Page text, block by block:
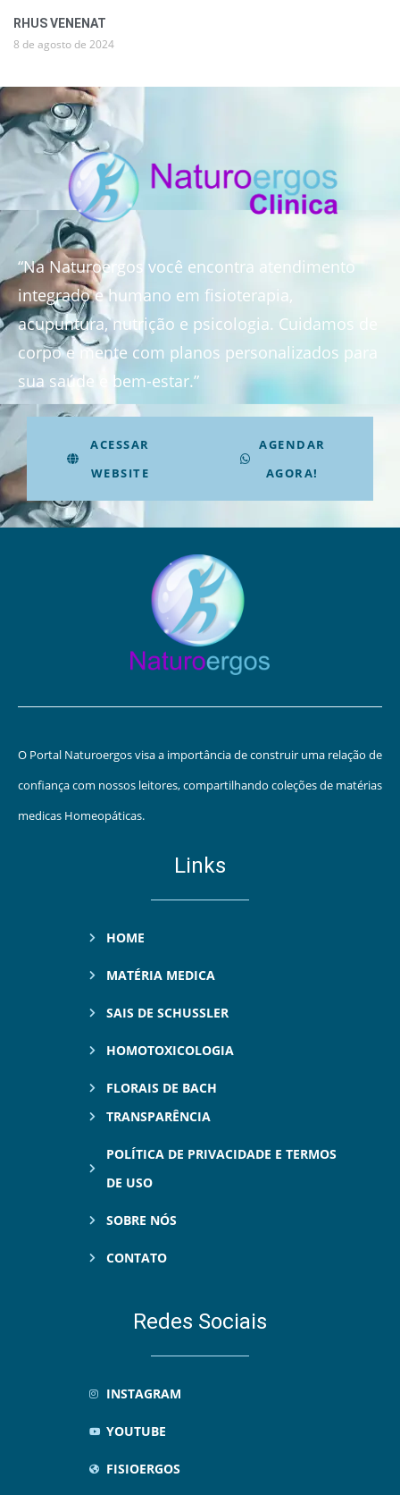
RHUS VENENAT
8 de agosto de 2024
“Na Naturoergos você encontra atendimento
integrado e humano em fisioterapia,
acupuntura, nutrição e psicologia. Cuidamos de
corpo e mente com planos personalizados para
sua saúde e bem-estar.”
ACESSAR
WEBSITE
AGENDAR
AGORA!
O Portal Naturoergos visa a importância de construir uma relação de
confiança com nossos leitores, compartilhando coleções de matérias
medicas Homeopáticas.
Links
HOME
MATÉRIA MEDICA
SAIS DE SCHUSSLER
HOMOTOXICOLOGIA
FLORAIS DE BACH
TRANSPARÊNCIA
POLÍTICA DE PRIVACIDADE E TERMOS
DE USO
SOBRE NÓS
CONTATO
Redes Sociais
INSTAGRAM
YOUTUBE
FISIOERGOS